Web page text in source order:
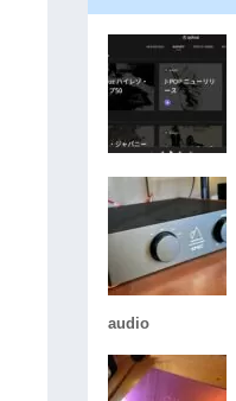
audio